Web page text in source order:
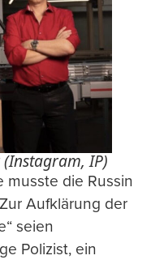
IP)
musste die Russin
Aufklärung der
seien
Polizist, ein